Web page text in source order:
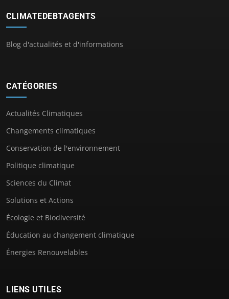
CLIMATEDEBTAGENTS
Blog d'actualités et d'informations
CATÉGORIES
Actualités Climatiques
Changements climatiques
Conservation de l'environnement
Politique climatique
Sciences du Climat
Solutions et Actions
Écologie et Biodiversité
Éducation au changement climatique
Énergies Renouvelables
LIENS UTILES